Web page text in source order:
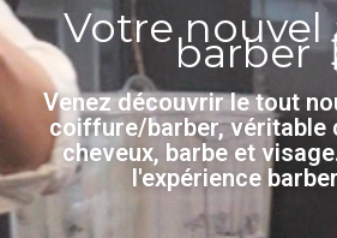
Votre nouvel
barber
Venez découvrir le tout
coiffure/barber, véritable
cheveux, barbe et
l'expérience